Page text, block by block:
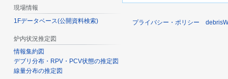
ョ
現場情報
1Fデータベース(公開資料検索)
炉内状況推定図
情報集約図
デブリ分布・RPV・PCV状態の推定図
線量分布の推定図
プライバシー・ポリシー